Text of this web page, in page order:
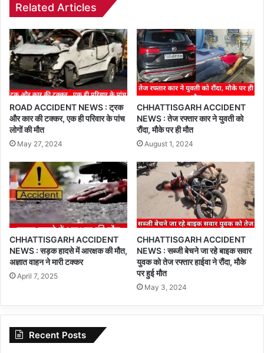
Related Articles
ROAD ACCIDENT NEWS : ट्रक
और कार की टक्कर, एक ही परिवार के पांच
लोगों की मौत
May 27, 2024
CHHATTISGARH ACCIDENT
NEWS : तेज रफ्तार कार ने युवती को
रौंदा, मौके पर ही मौत
August 1, 2024
CHHATTISGARH ACCIDENT
NEWS : सड़क हादसे में आरक्षक की मौत,
अज्ञात वाहन ने मारी टक्कर
April 7, 2025
CHHATTISGARH ACCIDENT
NEWS : सब्जी बेचने जा रहे बाइक सवार
युवक को तेज रफ्तार हाईवा ने रौंदा, मौके
पर हुई मौत
May 3, 2024
Recent Posts